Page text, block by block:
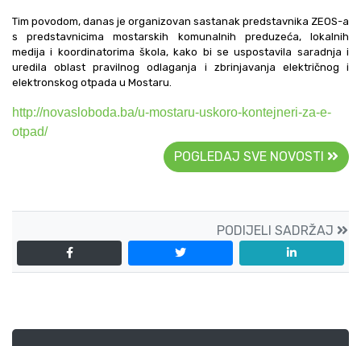
Tim povodom, danas je organizovan sastanak predstavnika ZEOS-a
s predstavnicima mostarskih komunalnih preduzeća, lokalnih
medija i koordinatorima škola, kako bi se uspostavila saradnja i
uredila oblast pravilnog odlaganja i zbrinjavanja električnog i
elektronskog otpada u Mostaru.
http://novasloboda.ba/u-mostaru-uskoro-kontejneri-za-e-
otpad/
POGLEDAJ SVE NOVOSTI
PODIJELI SADRŽAJ